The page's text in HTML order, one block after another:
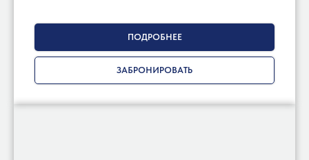
ПОДРОБНЕЕ
ЗАБРОНИРОВАТЬ